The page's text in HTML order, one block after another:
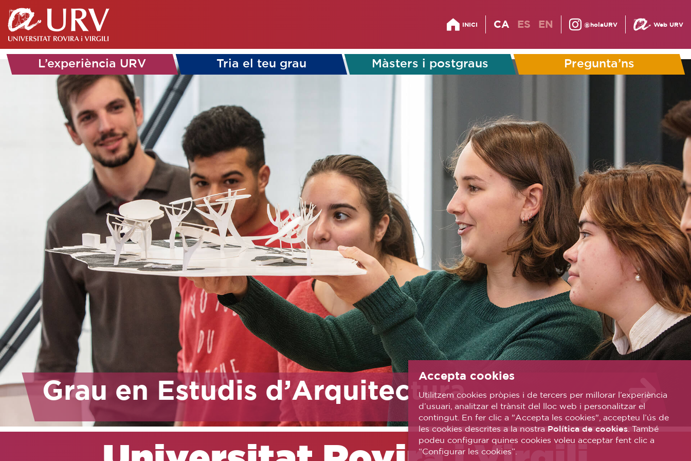
INICI CA ES EN @holaURV Web URV
L’experiència URV Tria el teu grau Màsters i postgraus Pregunta’ns
Accepta cookies
Utilitzem cookies pròpies i de tercers per millorar l’experiència
d’usuari, analitzar el trànsit del lloc web i personalitzar el
contingut. En fer clic a "Accepta les cookies", accepteu l’ús de
les cookies descrites a la nostraPolítica de cookies . També
podeu configurar quines cookies voleu acceptar fent clic a
“Configurar les cookies”.
Grau en Estudis d’Arquitectura